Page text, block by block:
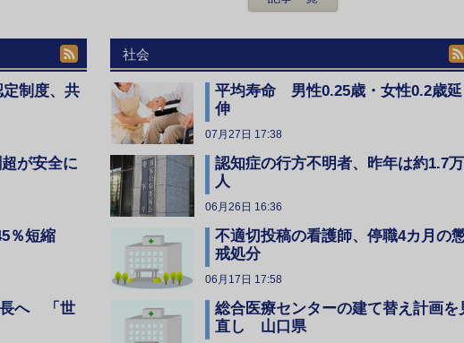
定制度、共
が安全に
％短縮
長へ 「世
社会
平均寿命 男性0.25歳・女性0.2歳延
伸
07月27日 17:38
認知症の行方不明者、昨年は約1.7万
人
06月26日 16:36
不適切投稿の看護師、停職4カ月の
戒処分
06月17日 17:58
総合医療センターの建て替え計画を
直し 山口県